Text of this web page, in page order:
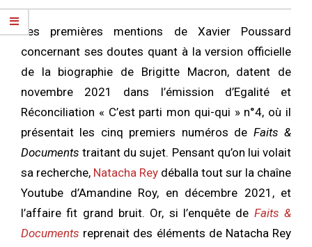
Les premières mentions de Xavier Poussard
concernant ses doutes quant à la version officielle
de la biographie de Brigitte Macron, datent de
novembre 2021 dans l’émission d’Egalité et
Réconciliation « C’est parti mon qui-qui » n°4, où il
présentait les cinq premiers numéros de Faits &
Documents traitant du sujet. Pensant qu’on lui volait
sa recherche, Natacha Rey déballa tout sur la chaîne
Youtube d’Amandine Roy, en décembre 2021, et
l’affaire fit grand bruit. Or, si l’enquête de Faits &
Documents reprenait des éléments de Natacha Rey